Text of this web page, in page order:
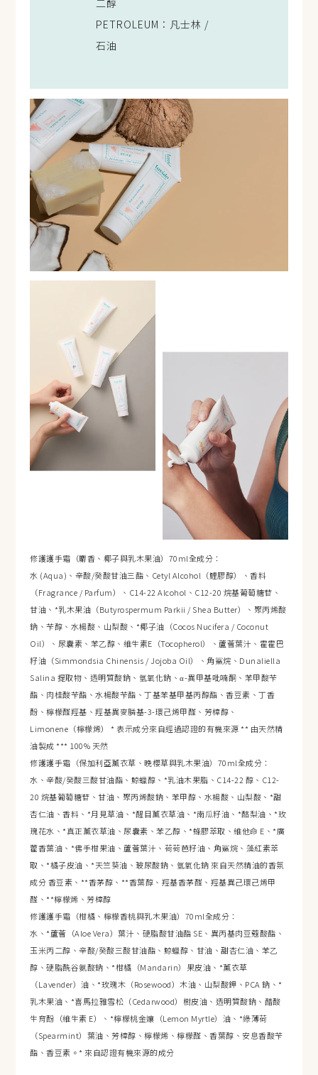
PETROLEUM：凡士林 /
石油
修護護手霜（麝香、椰子與乳木果油）70ml全成分：
水 (Aqua)、辛酸/癸酸甘油三酯、Cetyl Alcohol（鯉膠醇）、香料
（Fragrance / Parfum）、C14-22 Alcohol、C12-20 烷基葡萄糖苷、
甘油、*乳木果油（Butyrospermum Parkii / Shea Butter）、聚丙烯酸
鈉、苄醇、水楊酸、山梨酸、*椰子油（Cocos Nucifera / Coconut
Oil）、尿囊素、苯乙醇、維生素E（Tocopherol）、蘆薈葉汁、霍霍巴
籽油（Simmondsia Chinensis / Jojoba Oil）、角鯊烷、Dunaliella
Salina 提取物、透明質酸鈉、氫氧化鈉、α-異甲基吡喃酮、苯甲酸苄
酯、肉桂酸苄酯、水楊酸苄酯、丁基苯基甲基丙醇酯、香豆素、丁香
酚、檸檬醛羥基、羥基異麥膦基-3-環己烯甲醛、芳樟醇、
Limonene（檸檬烯） * 表示成分來自經過認證的有機來源 ** 由天然精
油製成 *** 100% 天然
修護護手霜（保加利亞薰衣草、晚櫻草與乳木果油）70ml全成分：
水、辛酸/癸酸三酸甘油酯、鯨蠟醇、*乳油木果脂、C14-22 醇、C12-
20 烷基葡萄糖苷、甘油、聚丙烯酸鈉、苯甲醇、水楊酸、山梨酸、*甜
杏仁油、香料、*月見草油、*醒目薰衣草油、*南瓜籽油、*酪梨油、*玫
瑰花水、*真正薰衣草油、尿囊素、苯乙醇、*蜂膠萃取、維他命 E、*廣
藿香葉油、*佛手柑果油、蘆薈葉汁、荷荷芭籽油、角鯊烷、藻紅素萃
取、*橘子皮油、*天竺葵油、玻尿酸鈉、氫氧化鈉 來自天然精油的香氛
成分 香豆素、**香茅醇、**香葉醇、羥基香茅醛、羥基異己環己烯甲
醛、**檸檬烯、芳樟醇
修護護手霜（柑橘、檸檬香桃與乳木果油）70ml全成分：
水、*蘆薈（Aloe Vera）葉汁、硬脂酸甘油酯 SE、異丙基肉豆蔻酸酯、
玉米丙二醇、辛酸/癸酸三酸甘油酯、鯨蠟醇、甘油、甜杏仁油、苯乙
醇、硬脂酰谷氨酸鈉、*柑橘（Mandarin）果皮油、*薰衣草
（Lavender）油、*玫瑰木（Rosewood）木油、山梨酸鉀、PCA 鈉、*
乳木果油、*喜馬拉雅雪松（Cedarwood）樹皮油、透明質酸鈉、醋酸
生育酚（維生素 E）、*檸檬桃金孃（Lemon Myrtle）油、*綠薄荷
（Spearmint）葉油、芳樟醇、檸檬烯、檸檬醛、香葉醇、安息香酸苄
酯、香豆素。* 來自認證有機來源的成分